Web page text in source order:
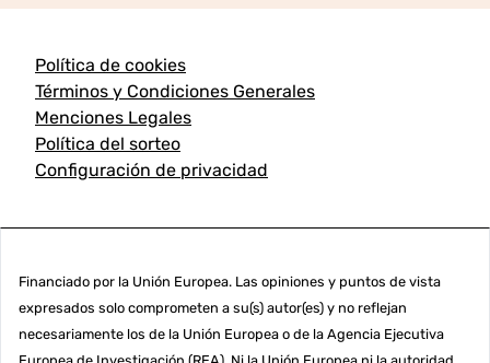
Política de cookies
Términos y Condiciones Generales
Menciones Legales
Política del sorteo
Configuración de privacidad
Financiado por la Unión Europea. Las opiniones y puntos de vista
expresados solo comprometen a su(s) autor(es) y no reflejan
necesariamente los de la Unión Europea o de la Agencia Ejecutiva